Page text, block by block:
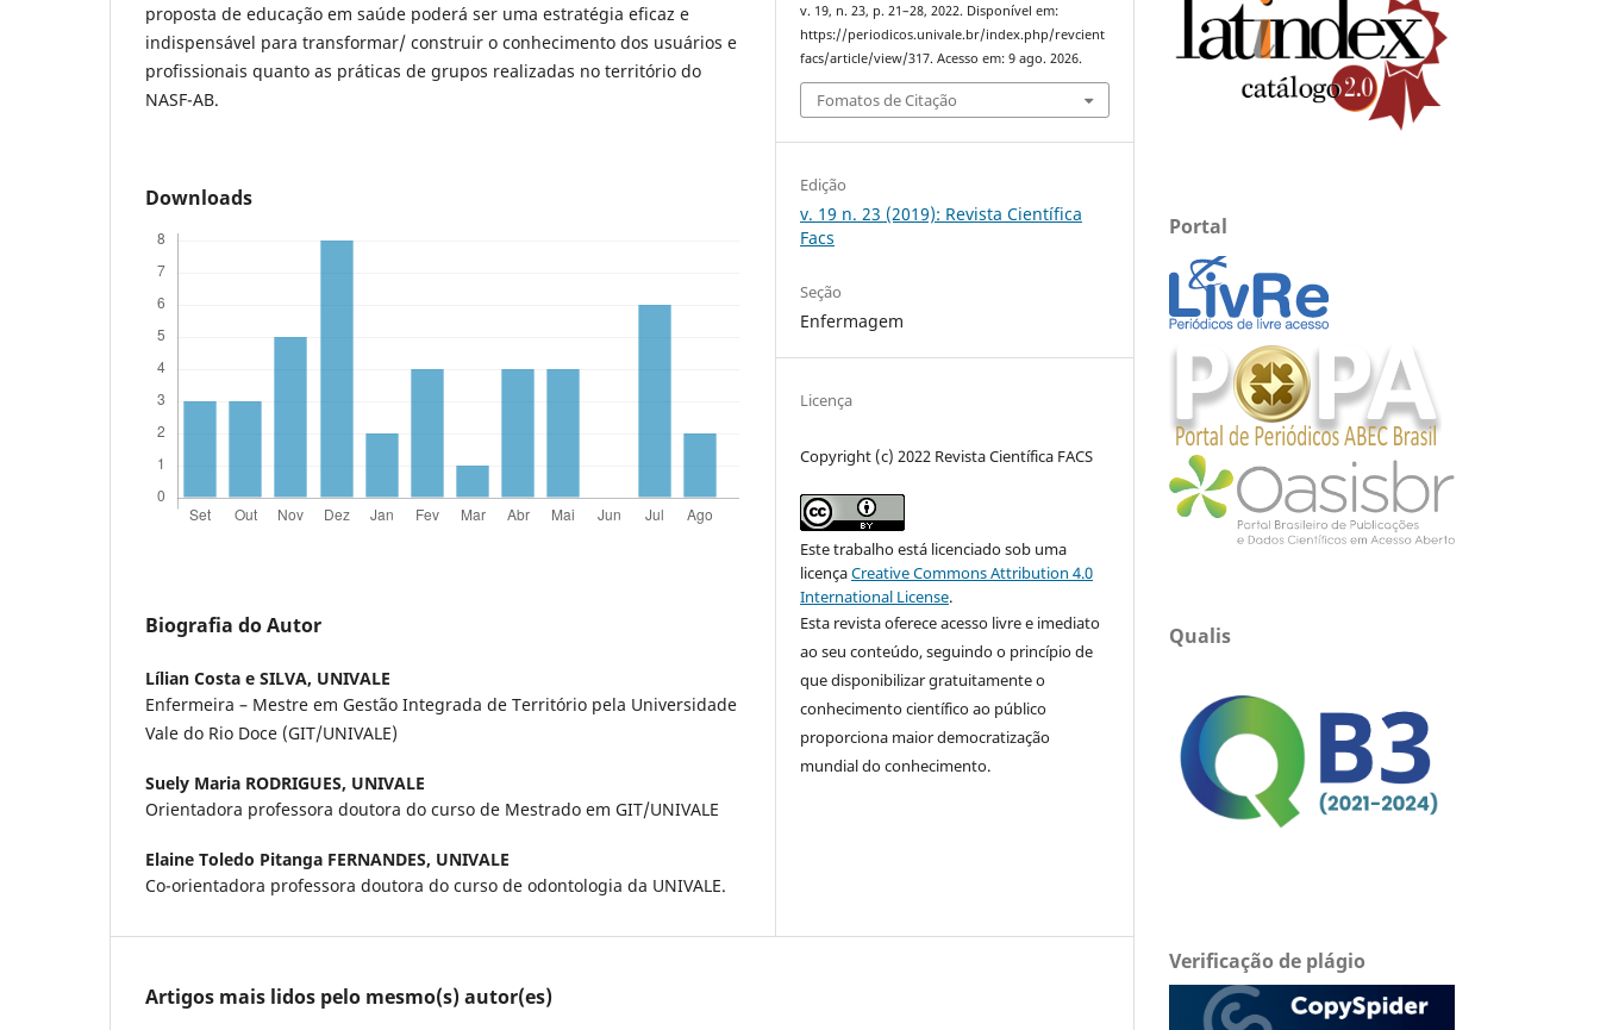
proposta de educação em saúde poderá ser uma estratégia eficaz e
indispensável para transformar/ construir o conhecimento dos usuários e
profissionais quanto as práticas de grupos realizadas no território do
NASF-AB.
Downloads
Biografia do Autor
Lílian Costa e SILVA, UNIVALE
Enfermeira – Mestre em Gestão Integrada de Território pela Universidade
Vale do Rio Doce (GIT/UNIVALE)
Suely Maria RODRIGUES, UNIVALE
Orientadora professora doutora do curso de Mestrado em GIT/UNIVALE
Elaine Toledo Pitanga FERNANDES, UNIVALE
Co-orientadora professora doutora do curso de odontologia da UNIVALE.
v. 19, n. 23, p. 21–28, 2022. Disponível em:
https://periodicos.univale.br/index.php/revcient
facs/article/view/317. Acesso em: 9 ago. 2026.
Fomatos de Citação
Edição
v. 19 n. 23 (2019): Revista Científica
Facs
Seção
Enfermagem
Licença
Copyright (c) 2022 Revista Científica FACS
Este trabalho está licenciado sob uma
licençaCreative Commons Attribution 4.0
International License.
Esta revista oferece acesso livre e imediato
ao seu conteúdo, seguindo o princípio de
que disponibilizar gratuitamente o
conhecimento científico ao público
proporciona maior democratização
mundial do conhecimento.
Artigos mais lidos pelo mesmo(s) autor(es)
Portal
Qualis
Verificação de plágio